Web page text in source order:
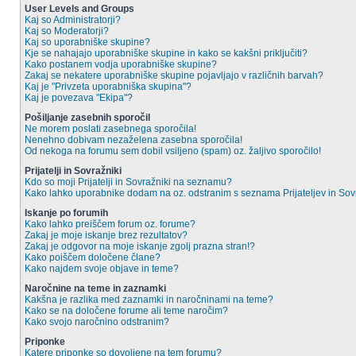
User Levels and Groups
Kaj so Administratorji?
Kaj so Moderatorji?
Kaj so uporabniške skupine?
Kje se nahajajo uporabniške skupine in kako se kakšni priključiti?
Kako postanem vodja uporabniške skupine?
Zakaj se nekatere uporabniške skupine pojavljajo v različnih barvah?
Kaj je "Privzeta uporabniška skupina"?
Kaj je povezava "Ekipa"?
Pošiljanje zasebnih sporočil
Ne morem poslati zasebnega sporočila!
Nenehno dobivam nezaželena zasebna sporočila!
Od nekoga na forumu sem dobil vsiljeno (spam) oz. žaljivo sporočilo!
Prijatelji in Sovražniki
Kdo so moji Prijatelji in Sovražniki na seznamu?
Kako lahko uporabnike dodam na oz. odstranim s seznama Prijateljev in
Iskanje po forumih
Kako lahko preiščem forum oz. forume?
Zakaj je moje iskanje brez rezultatov?
Zakaj je odgovor na moje iskanje zgolj prazna stran!?
Kako poiščem določene člane?
Kako najdem svoje objave in teme?
Naročnine na teme in zaznamki
Kakšna je razlika med zaznamki in naročninami na teme?
Kako se na določene forume ali teme naročim?
Kako svojo naročnino odstranim?
Priponke
Katere priponke so dovoljene na tem forumu?